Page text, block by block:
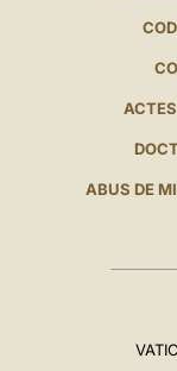
ABUS DE